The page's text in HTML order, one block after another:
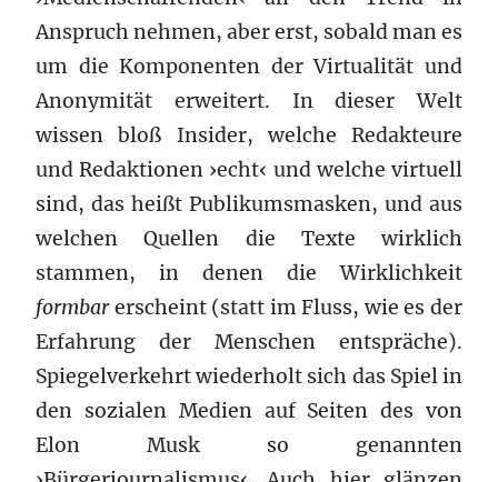
Anspruch nehmen, aber erst, sobald man es
um die Komponenten der Virtualität und
Anonymität erweitert. In dieser Welt
wissen bloß Insider, welche Redakteure
und Redaktionen ›echt‹ und welche virtuell
sind, das heißt Publikumsmasken, und aus
welchen Quellen die Texte wirklich
stammen, in denen die Wirklichkeit
formbarerscheint (statt im Fluss, wie es der
Erfahrung der Menschen entspräche).
Spiegelverkehrt wiederholt sich das Spiel in
den sozialen Medien auf Seiten des von
Elon Musk so genannten